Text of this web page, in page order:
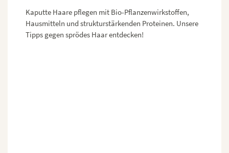
Kaputte Haare pflegen mit Bio-Pflanzenwirkstoffen,
Hausmitteln und strukturstärkenden Proteinen. Unsere
Tipps gegen sprödes Haar entdecken!